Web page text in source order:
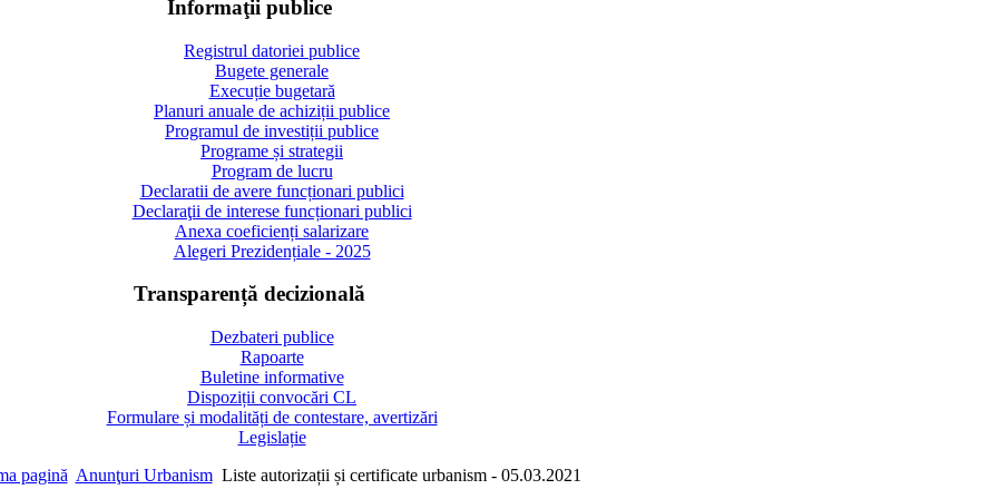
Informaţii publice
Registrul datoriei publice
Bugete generale
Execuție bugetară
Planuri anuale de achiziții publice
Programul de investiții publice
Programe și strategii
Program de lucru
Declaratii de avere funcționari publici
Declaraţii de interese funcționari publici
Anexa coeficienți salarizare
Alegeri Prezidențiale - 2025
Transparență decizională
Dezbateri publice
Rapoarte
Buletine informative
Dispoziții convocări CL
Formulare și modalități de contestare, avertizări
Legislație
pagină Anunţuri Urbanism Liste autorizații și certificate urbanism - 05.03.2021